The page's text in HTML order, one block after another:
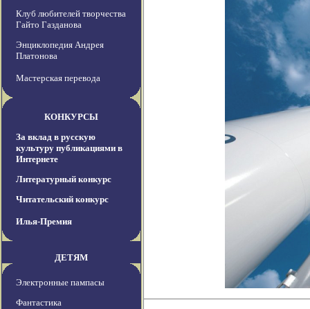
Клуб любителей творчества
Гайто Газданова
Энциклопедия Андрея
Платонова
Мастерская перевода
КОНКУРСЫ
За вклад в русскую
культуру публикациями в
Интернете
Литературный конкурс
Читательский конкурс
Илья-Премия
ДЕТЯМ
Электронные пампасы
Фантастика